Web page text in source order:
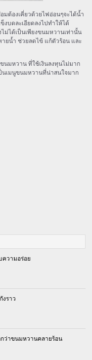
มต้องเคี่ยวด้วยไฟอ่อนๆจะได้น้ำ
งบดละเอียดลงไปทำให้ได้
ม่ได้เป็นเพียงขนมหวานเท่านั้น
ยน้ำ ช่วยลดไข้ แก้ตัวร้อน และ
นมหวาน ที่ใช้เงินลงทุนไม่มาก
นเมนูขนมหวานที่น่าสนใจมาก
ความอร่อย
งราว
กว่าขนมหวานคลายร้อน